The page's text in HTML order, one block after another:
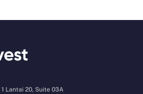
Lantai 20, Suite 03A